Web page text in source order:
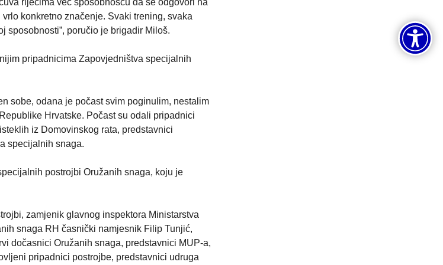
konkretno značenje. Svaki trening, svaka
sposobnosti”, poručio je brigadir Miloš.
pripadnicima Zapovjedništva specijalnih
sobe, odana je počast svim poginulim, nestalim
Hrvatske. Počast su odali pripadnici
iz Domovinskog rata, predstavnici
specijalnih snaga.
postrojbi Oružanih snaga, koju je
zamjenik glavnog inspektora Ministarstva
snaga RH časnički namjesnik Filip Tunjić,
dočasnici Oružanih snaga, predstavnici MUP-a,
pripadnici postrojbe, predstavnici udruga